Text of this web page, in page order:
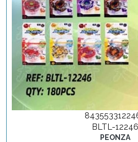
BLTL-12246
PEONZA